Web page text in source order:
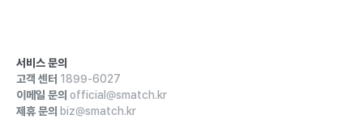
서비스 문의
고객 센터 1899-6027
이메일 문의 official@smatch.kr
제휴 문의 biz@smatch.kr